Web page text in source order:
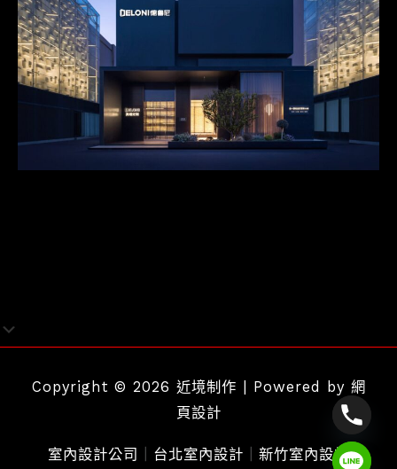
Copyright © 2026 近境制作 | Powered by 網
頁設計
室內設計公司 台北室內設計 新竹室內設計